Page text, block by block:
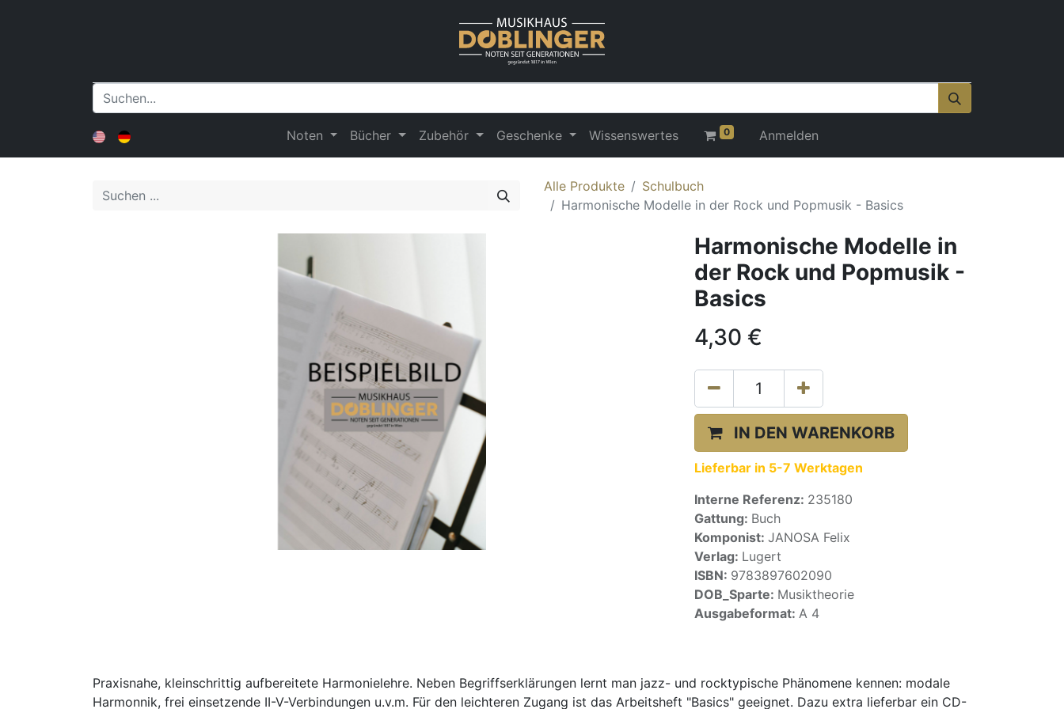
Noten Bücher Zubehör Geschenke Wissenswertes 0 Anmelden
Alle Produkte
Schulbuch
Harmonische Modelle in der Rock und Popmusik - Basics
Harmonische Modelle in
der Rock und Popmusik -
Basics
4,30 €
IN DEN WARENKORB
Lieferbar in 5-7 Werktagen
Interne Referenz: 235180
Gattung: Buch
Komponist: JANOSA Felix
Verlag: Lugert
ISBN: 9783897602090
DOB_Sparte: Musiktheorie
Ausgabeformat: A 4
Praxisnahe, kleinschrittig aufbereitete Harmonielehre. Neben Begriffserklärungen lernt man jazz- und rocktypische Phänomene kennen: modale
Harmonnik, frei einsetzende II-V-Verbindungen u.v.m. Für den leichteren Zugang ist das Arbeitsheft "Basics" geeignet. Dazu extra lieferbar ein CD-